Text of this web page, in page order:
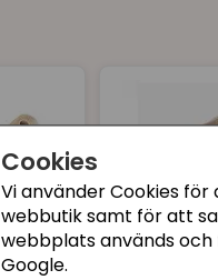
Cookies
Vi använder Cookies
webbutik samt för att
webbplats används
Google.